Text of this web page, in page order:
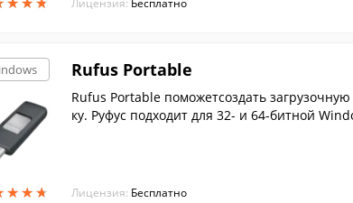
Лицензия: Бесплатно
★★★
★★★
Rufus Portable
Rufus Portable поможетсоздать
ку. Руфус подходит для 32- и 64-битной
Лицензия: Бесплатно